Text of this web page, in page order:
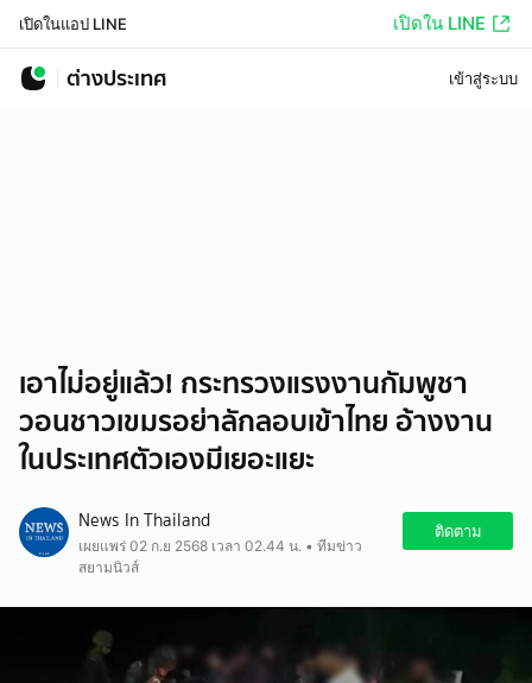
เปิดในแอป LINE เปิดใน LINE
ต่างประเทศ เข้าสู่ระบบ
เอาไม่อยู่แล้ว! กระทรวงแรงงานกัมพูชา
วอนชาวเขมรอย่าลักลอบเข้าไทย อ้างงาน
ในประเทศตัวเองมีเยอะแยะ
News In Thailand
เผยแพร่ 02 ก.ย 2568 เวลา 02.44 น. • ทีมข่าว
สยามนิวส์
ติดตาม